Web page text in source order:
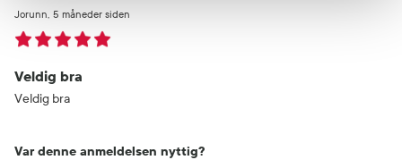
Veldig bra
5 måneder siden
Jorunn
Veldig bra
Var denne anmeldelsen nyttig?